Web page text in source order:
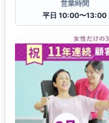
営業時間
平日 10:00〜13:00